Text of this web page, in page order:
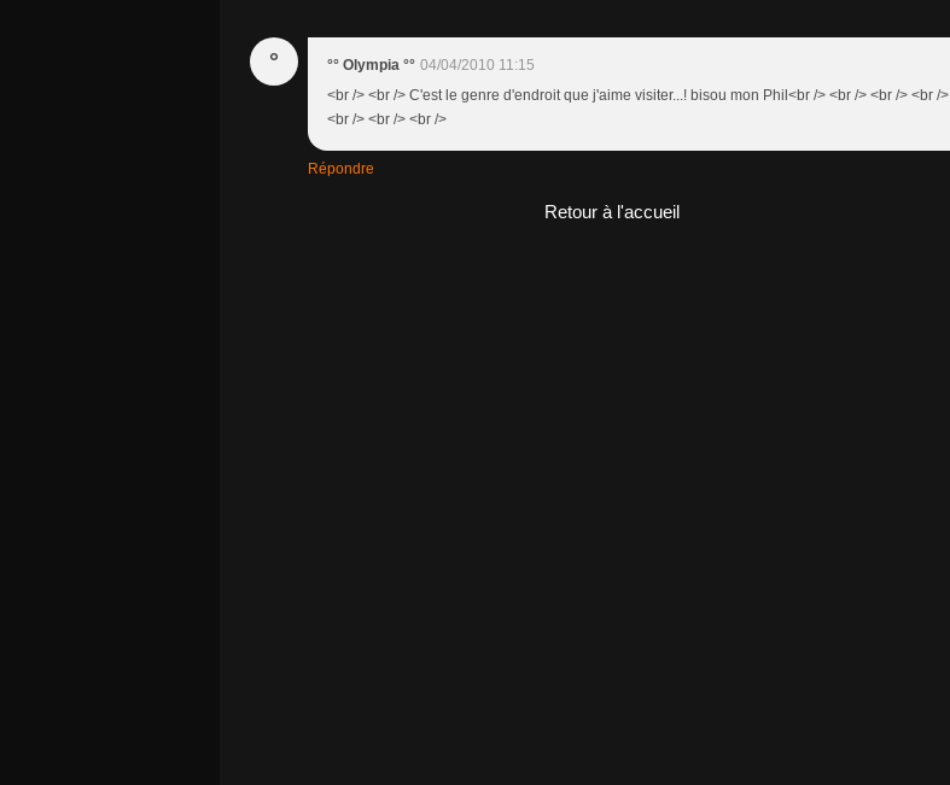
° °° Olympia °° 04/04/2010 11:15
<br /> <br /> C'est le genre d'endroit que j'aime visiter...! bisou mon Phil<br /> <br /> <br /> <br />
<br /> <br /> <br />
Répondre
Retour à l'accueil